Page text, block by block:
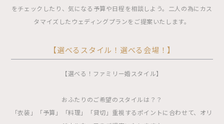
をチェックしたり、気になる予算や日程を相談しよう。二人の為にカス
タマイズしたウェディングプランをご提案いたします。
【選べるスタイル！選べる会場！】
【選べる！ファミリー婚スタイル】
おふたりのご希望のスタイルは？？
「衣装」「予算」「料理」「貸切」重視するポイントに合わせて、オリ